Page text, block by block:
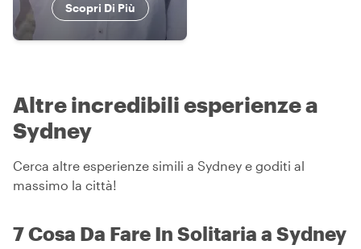
Scopri Di Più
Altre incredibili esperienze a
Sydney
Cerca altre esperienze simili a Sydney e goditi al
massimo la città!
7 Cosa Da Fare In Solitaria a Sydney